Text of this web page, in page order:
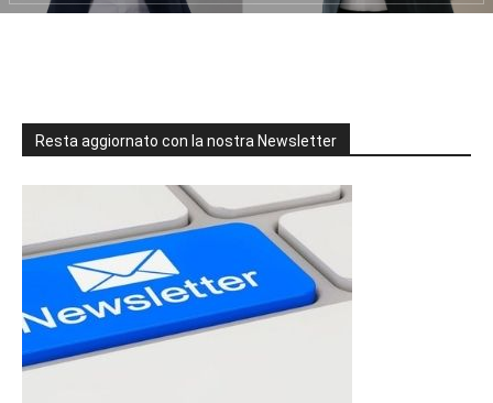
Resta aggiornato con la nostra Newsletter